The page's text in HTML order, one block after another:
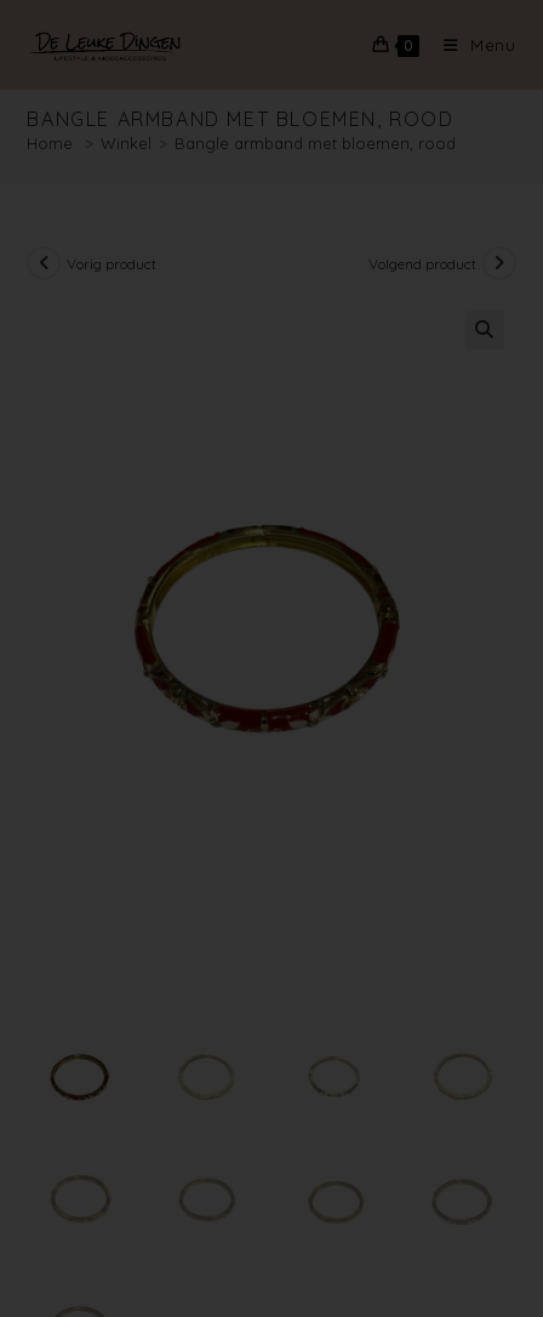
0 Menu
BANGLE ARMBAND MET BLOEMEN, ROOD
Home > Winkel > Bangle armband met bloemen, rood
Vorig product Volgend product